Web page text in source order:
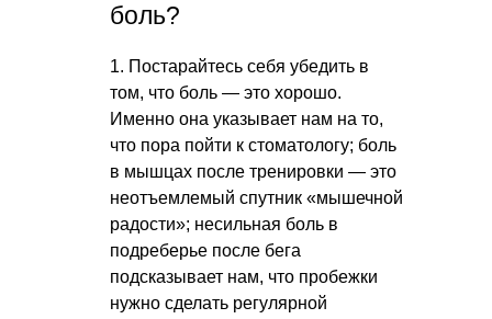
боль?
1. Постарайтесь себя убедить в
том, что боль — это хорошо.
Именно она указывает нам на то,
что пора пойти к стоматологу; боль
в мышцах после тренировки — это
неотъемлемый спутник «мышечной
радости»; несильная боль в
подреберье после бега
подсказывает нам, что пробежки
нужно сделать регулярной